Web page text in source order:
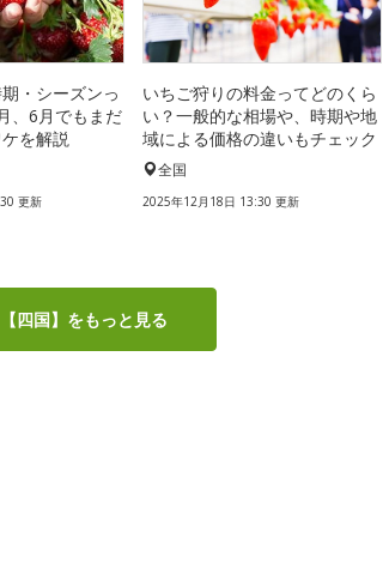
・シーズンっ
、6月でもまだ
を解説
更新
いちご狩りの料金ってどのくら
い？一般的な相場や、時期や地
域による価格の違いもチェック
全国
2025年12月18日 13:30 更新
四国】をもっと見る